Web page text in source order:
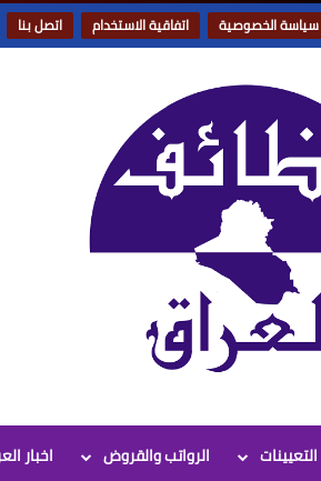
سياسة الخصوصية اتفاقية الاستخدام اتصل بنا
الرئيسية
التعيينات الرواتب والقروض اخبار